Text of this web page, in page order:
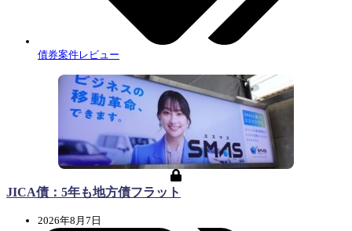
債券案件レビュー
JICA債：5年も地方債フラット
2026年8月7日